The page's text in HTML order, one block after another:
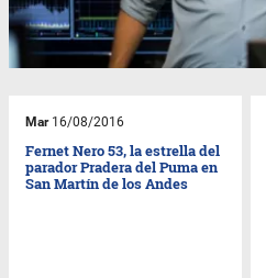
Mar16/08/2016
Fernet Nero 53, la estrella del
parador Pradera del Puma en
San Martín de los Andes